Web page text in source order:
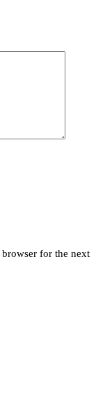
for the next